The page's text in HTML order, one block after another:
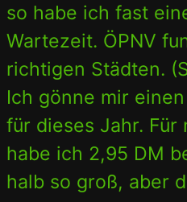
so habe ich fast
Wartezeit. ÖPNV
richtigen Städten.
Ich gönne mir
für dieses Jahr. Für
habe ich 2,95 DM
halb so groß, aber